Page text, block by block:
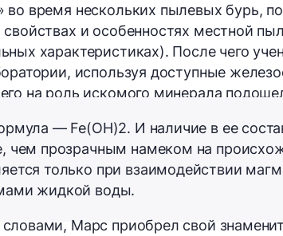
во время нескольких пылевых бурь,
и особенностях местной
характеристиках). После чего
используя доступные
на роль искомого минерала
— Fe(OH)2. И наличие в ее
чем прозрачным намеком на
только при взаимодействии
жидкой воды.
Марс приобрел свой